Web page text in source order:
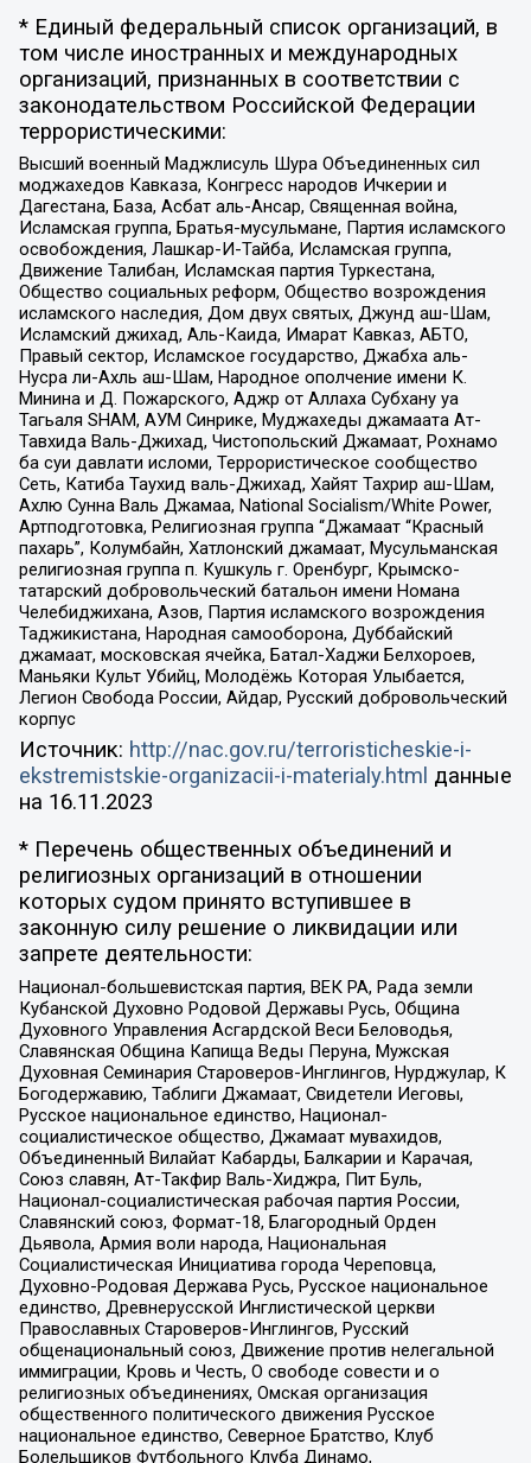
* Единый федеральный список организаций, в
том числе иностранных и международных
организаций, признанных в соответствии с
законодательством Российской Федерации
террористическими:
Высший военный Маджлисуль Шура Объединенных сил
моджахедов Кавказа, Конгресс народов Ичкерии и
Дагестана, База, Асбат аль-Ансар, Священная война,
Исламская группа, Братья-мусульмане, Партия исламского
освобождения, Лашкар-И-Тайба, Исламская группа,
Движение Талибан, Исламская партия Туркестана,
Общество социальных реформ, Общество возрождения
исламского наследия, Дом двух святых, Джунд аш-Шам,
Исламский джихад, Аль-Каида, Имарат Кавказ, АБТО,
Правый сектор, Исламское государство, Джабха аль-
Нусра ли-Ахль аш-Шам, Народное ополчение имени К.
Минина и Д. Пожарского, Аджр от Аллаха Субхану уа
Тагьаля SHAM, АУМ Синрике, Муджахеды джамаата Ат-
Тавхида Валь-Джихад, Чистопольский Джамаат, Рохнамо
ба суи давлати исломи, Террористическое сообщество
Сеть, Катиба Таухид валь-Джихад, Хайят Тахрир аш-Шам,
Ахлю Сунна Валь Джамаа, National Socialism/White Power,
Артподготовка, Религиозная группа “Джамаат “Красный
пахарь”, Колумбайн, Хатлонский джамаат, Мусульманская
религиозная группа п. Кушкуль г. Оренбург, Крымско-
татарский добровольческий батальон имени Номана
Челебиджихана, Азов, Партия исламского возрождения
Таджикистана, Народная самооборона, Дуббайский
джамаат, московская ячейка, Батал-Хаджи Белхороев,
Маньяки Культ Убийц, Молодёжь Которая Улыбается,
Легион Свобода России, Айдар, Русский добровольческий
корпус
Источник: http://nac.gov.ru/terroristicheskie-i-
ekstremistskie-organizacii-i-materialy.html данные
на 16.11.2023
* Перечень общественных объединений и
религиозных организаций в отношении
которых судом принято вступившее в
законную силу решение о ликвидации или
запрете деятельности:
Национал-большевистская партия, ВЕК РА, Рада земли
Кубанской Духовно Родовой Державы Русь, Община
Духовного Управления Асгардской Веси Беловодья,
Славянская Община Капища Веды Перуна, Мужская
Духовная Семинария Староверов-Инглингов, Нурджулар, К
Богодержавию, Таблиги Джамаат, Свидетели Иеговы,
Русское национальное единство, Национал-
социалистическое общество, Джамаат мувахидов,
Объединенный Вилайат Кабарды, Балкарии и Карачая,
Союз славян, Ат-Такфир Валь-Хиджра, Пит Буль,
Национал-социалистическая рабочая партия России,
Славянский союз, Формат-18, Благородный Орден
Дьявола, Армия воли народа, Национальная
Социалистическая Инициатива города Череповца,
Духовно-Родовая Держава Русь, Русское национальное
единство, Древнерусской Инглистической церкви
Православных Староверов-Инглингов, Русский
общенациональный союз, Движение против нелегальной
иммиграции, Кровь и Честь, О свободе совести и о
религиозных объединениях, Омская организация
общественного политического движения Русское
национальное единство, Северное Братство, Клуб
Болельщиков Футбольного Клуба Динамо,